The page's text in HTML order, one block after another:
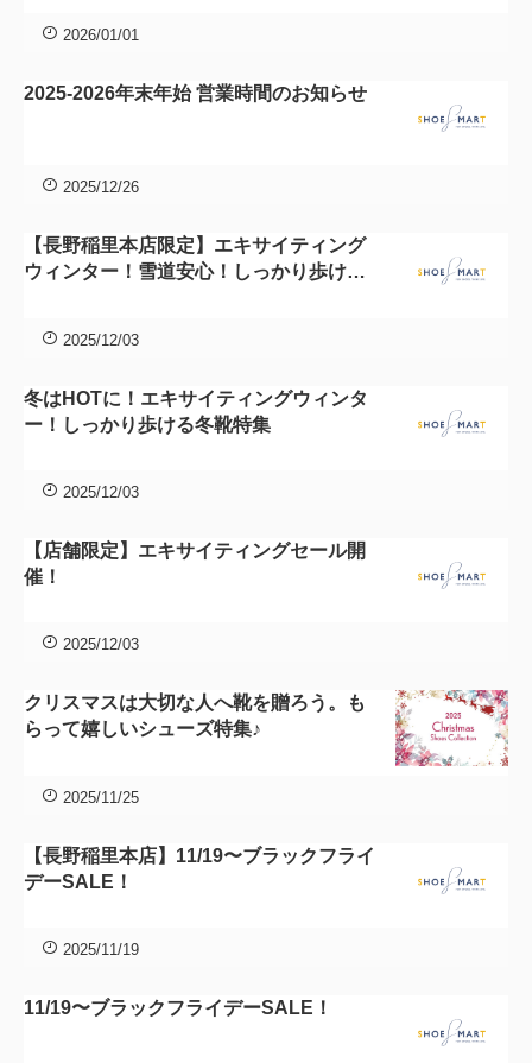
2026/01/01
2025-2026年末年始 営業時間のお知らせ
2025/12/26
【長野稲里本店限定】エキサイティング
ウィンター！雪道安心！しっかり歩ける
2025/12/03
冬はHOTに！エキサイティングウィンタ
ー！しっかり歩ける冬靴特集
2025/12/03
【店舗限定】エキサイティングセール開
催！
2025/12/03
クリスマスは大切な人へ靴を贈ろう。も
らって嬉しいシューズ特集♪
2025/11/25
【長野稲里本店】11/19〜ブラックフライ
デーSALE！
2025/11/19
11/19〜ブラックフライデーSALE！